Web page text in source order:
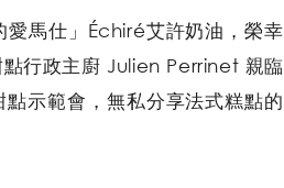
馬仕」Échiré艾許奶油，榮幸
行政主廚 Julien Perrinet 親臨
示範會，無私分享法式糕點的